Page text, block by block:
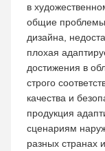
в
общие проблемы
дизайна,
плохая
достижения в
строго
качества и
продукция
сценариям
разных странах